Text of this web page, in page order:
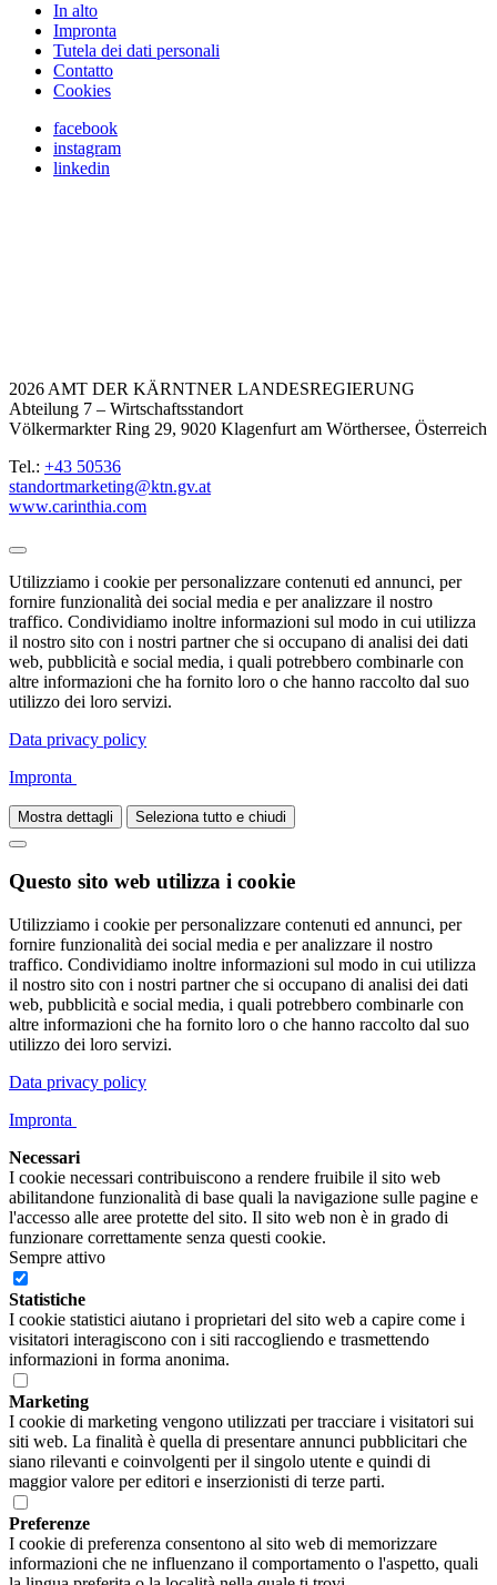
In alto
Impronta
Tutela dei dati personali
Contatto
Cookies
facebook
instagram
linkedin
2026 AMT DER KÄRNTNER LANDESREGIERUNG
Abteilung 7 – Wirtschaftsstandort
Völkermarkter Ring 29, 9020 Klagenfurt am Wörthersee, Österreich
Tel.: +43 50536
standortmarketing@ktn.gv.at
www.carinthia.com
Utilizziamo i cookie per personalizzare contenuti ed annunci, per
fornire funzionalità dei social media e per analizzare il nostro
traffico. Condividiamo inoltre informazioni sul modo in cui utilizza
il nostro sito con i nostri partner che si occupano di analisi dei dati
web, pubblicità e social media, i quali potrebbero combinarle con
altre informazioni che ha fornito loro o che hanno raccolto dal suo
utilizzo dei loro servizi.
Data privacy policy
Impronta
Mostra dettagli Seleziona tutto e chiudi
Questo sito web utilizza i cookie
Utilizziamo i cookie per personalizzare contenuti ed annunci, per
fornire funzionalità dei social media e per analizzare il nostro
traffico. Condividiamo inoltre informazioni sul modo in cui utilizza
il nostro sito con i nostri partner che si occupano di analisi dei dati
web, pubblicità e social media, i quali potrebbero combinarle con
altre informazioni che ha fornito loro o che hanno raccolto dal suo
utilizzo dei loro servizi.
Data privacy policy
Impronta
Necessari
I cookie necessari contribuiscono a rendere fruibile il sito web
abilitandone funzionalità di base quali la navigazione sulle pagine e
l'accesso alle aree protette del sito. Il sito web non è in grado di
funzionare correttamente senza questi cookie.
Sempre attivo
Statistiche
I cookie statistici aiutano i proprietari del sito web a capire come i
visitatori interagiscono con i siti raccogliendo e trasmettendo
informazioni in forma anonima.
Marketing
I cookie di marketing vengono utilizzati per tracciare i visitatori sui
siti web. La finalità è quella di presentare annunci pubblicitari che
siano rilevanti e coinvolgenti per il singolo utente e quindi di
maggior valore per editori e inserzionisti di terze parti.
Preferenze
I cookie di preferenza consentono al sito web di memorizzare
informazioni che ne influenzano il comportamento o l'aspetto, quali